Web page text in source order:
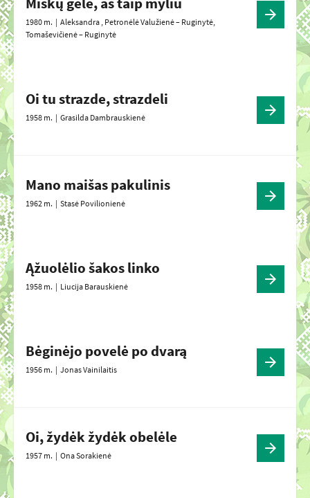
1980 m. | Aleksandra , Petronėlė Valužienė – Ruginytė,
Tomaševičienė – Ruginytė
Oi tu strazde, strazdeli
1958 m. | Grasilda Dambrauskienė
Mano maišas pakulinis
1962 m. | Stasė Povilionienė
Ąžuolėlio šakos linko
1958 m. | Liucija Barauskienė
Bėginėjo povelė po dvarą
1956 m. | Jonas Vainilaitis
Oi, žydėk žydėk obelėle
1957 m. | Ona Sorakienė